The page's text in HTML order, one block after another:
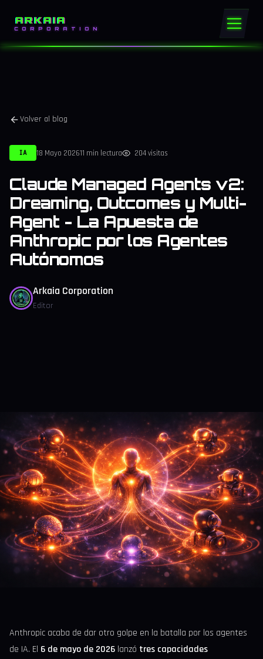
ARKAIA
CORPORATION
Volver al blog
IA 18 Mayo 202611 min lectura 204 visitas
Claude Managed Agents v2:
Dreaming, Outcomes y Multi-
Agent - La Apuesta de
Anthropic por los Agentes
Autónomos
Arkaia Corporation
Editor
Anthropic acaba de dar otro golpe en la batalla por los agentes
de IA. El 6 de mayo de 2026 lanzó tres capacidades